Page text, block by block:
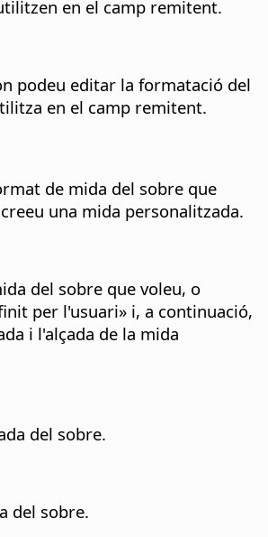
en el camp remitent.
podeu editar la formatació del
en el camp remitent.
de mida del sobre que
una mida personalitzada.
del sobre que voleu, o
per l'usuari» i, a continuació,
i l'alçada de la mida
del sobre.
del sobre.